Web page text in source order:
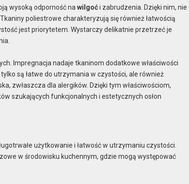
wysoką odporność nawilgoći zabrudzenia. Dzięki nim, nie
poliestrowe charakteryzują się również łatwością
jest priorytetem. Wystarczy delikatnie przetrzeć je
Impregnacja nadaje tkaninom dodatkowe właściwości
są łatwe do utrzymania w czystości, ale również
zwłaszcza dla alergików. Dzięki tym właściwościom,
szukających funkcjonalnych i estetycznych osłon
użytkowanie i łatwość w utrzymaniu czystości.
w środowisku kuchennym, gdzie mogą występować